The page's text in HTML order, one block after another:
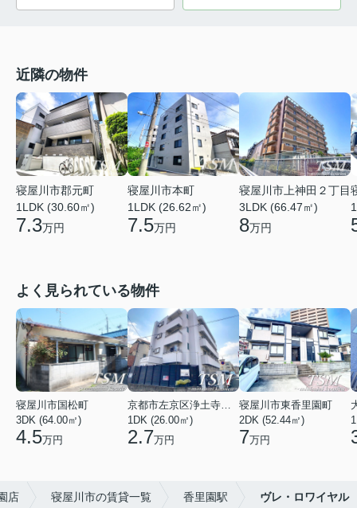
近隣の物件
寝屋川市郡元町
1LDK (30.60㎡)
7.3万円
寝屋川市本町
1LDK (26.62㎡)
7.5万円
寝屋川市上神田２丁目
3LDK (66.47㎡)
8万円
よく見られている物件
寝屋川市国松町
3DK (64.00㎡)
4.5万円
京都市左京区浄土寺馬場町
1DK (26.00㎡)
2.7万円
寝屋川市東香里園町
2DK (52.44㎡)
7万円
店 寝屋川市の賃貸一覧 香里園駅 ヴレ・ロワイヤル